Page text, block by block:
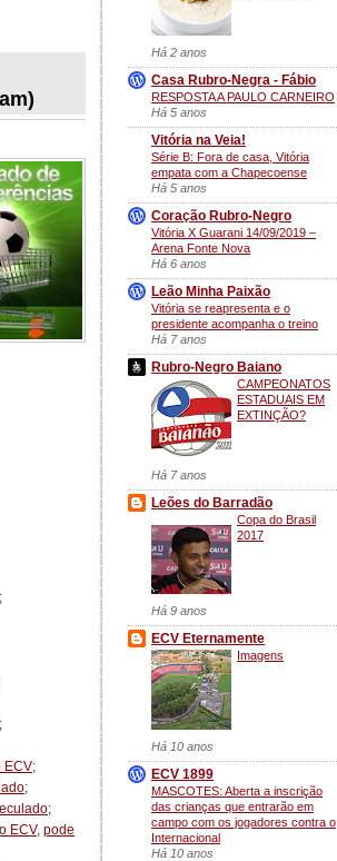
;
ECV;
;
;
ECV, pode
Há 2 anos
Casa Rubro-Negra - Fábio
RESPOSTA A PAULO CARNEIRO
Há 5 anos
Vitória na Veia!
Série B: Fora de casa, Vitória
empata com a Chapecoense
Há 5 anos
Coração Rubro-Negro
Vitória X Guarani 14/09/2019 –
Arena Fonte Nova
Há 6 anos
Leão Minha Paixão
Vitória se reapresenta e o
presidente acompanha o treino
Há 7 anos
Rubro-Negro Baiano
CAMPEONATOS
ESTADUAIS EM
EXTINÇÃO?
Há 7 anos
Leões do Barradão
Copa do Brasil
2017
Há 9 anos
ECV Eternamente
Imagens
Há 10 anos
ECV 1899
MASCOTES: Aberta a inscrição
das crianças que entrarão em
campo com os jogadores contra o
Internacional
Há 10 anos